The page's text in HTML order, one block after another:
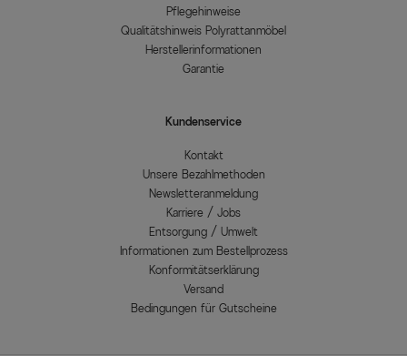
Pflegehinweise
Qualitätshinweis Polyrattanmöbel
Herstellerinformationen
Garantie
Kundenservice
Kontakt
Unsere Bezahlmethoden
Newsletteranmeldung
Karriere / Jobs
Entsorgung / Umwelt
Informationen zum Bestellprozess
Konformitätserklärung
Versand
Bedingungen für Gutscheine